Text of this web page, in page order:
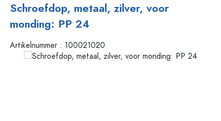
Schroefdop, metaal, zilver, voor
monding: PP 24
Artikelnummer : 100021020